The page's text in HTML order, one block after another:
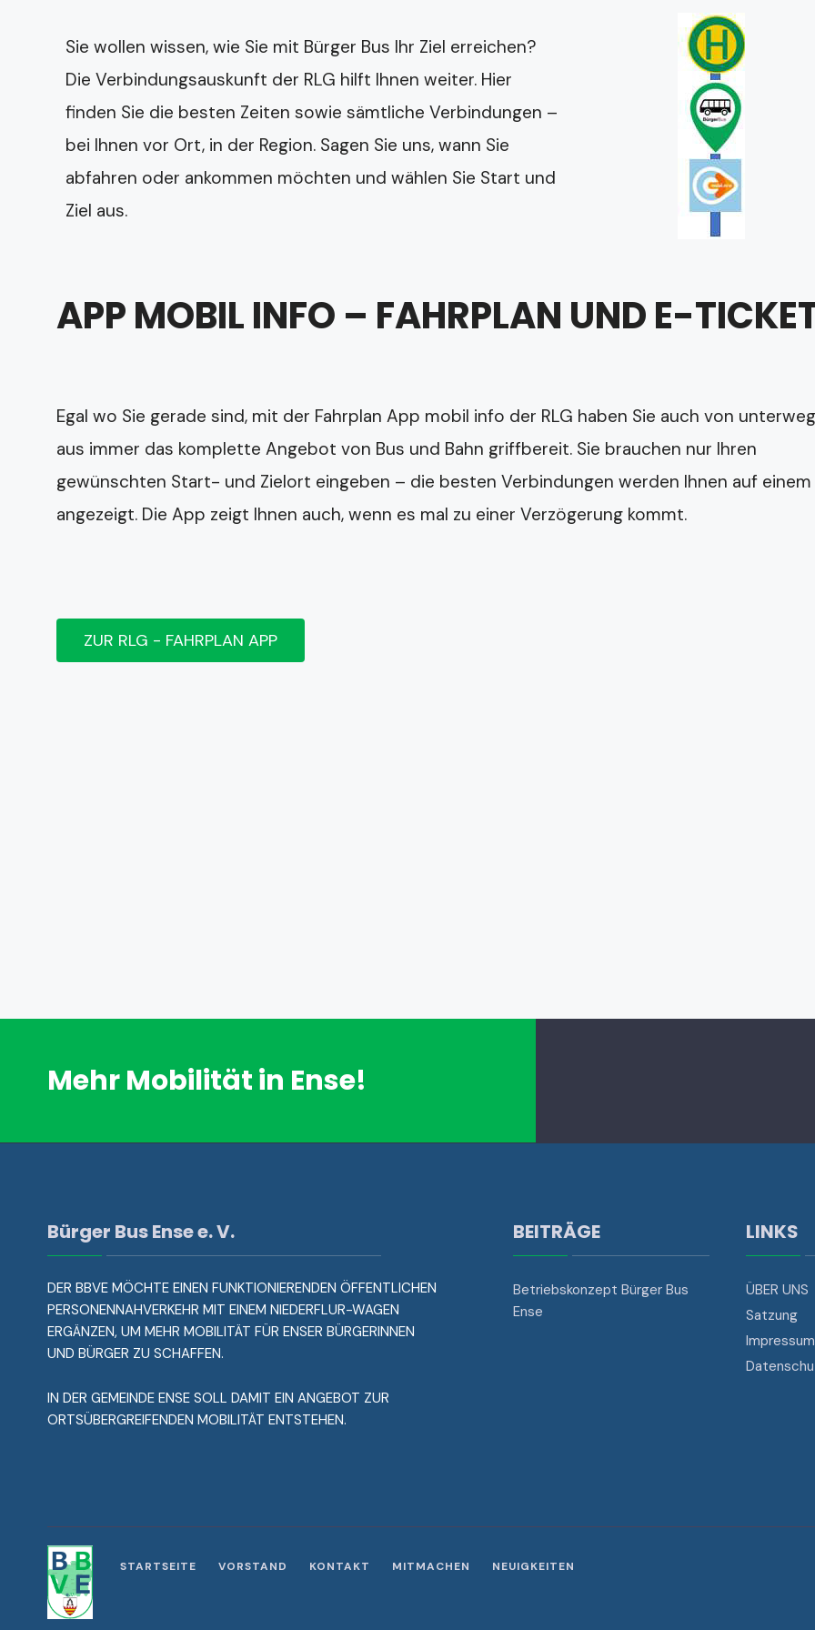
Sie wollen wissen, wie Sie mit Bürger Bus Ihr Ziel erreichen?
Die Verbindungsauskunft der RLG hilft Ihnen weiter. Hier
finden Sie die besten Zeiten sowie sämtliche Verbindungen –
bei Ihnen vor Ort, in der Region. Sagen Sie uns, wann Sie
abfahren oder ankommen möchten und wählen Sie Start und
Ziel aus.
APP MOBIL INFO – FAHRPLAN UND E-
Egal wo Sie gerade sind, mit der Fahrplan App mobil info der RLG haben Sie auch von
aus immer das komplette Angebot von Bus und Bahn griffbereit. Sie brauchen nur Ihren
gewünschten Start- und Zielort eingeben – die besten Verbindungen werden Ihnen auf einem
angezeigt. Die App zeigt Ihnen auch, wenn es mal zu einer Verzögerung kommt.
ZUR RLG - FAHRPLAN APP
Mehr Mobilität in Ense!
Bürger Bus Ense e. V.
DER BBVE MÖCHTE EINEN FUNKTIONIERENDEN ÖFFENTLICHEN
PERSONENNAHVERKEHR MIT EINEM NIEDERFLUR-WAGEN
ERGÄNZEN, UM MEHR MOBILITÄT FÜR ENSER BÜRGERINNEN
UND BÜRGER ZU SCHAFFEN.
IN DER GEMEINDE ENSE SOLL DAMIT EIN ANGEBOT ZUR
ORTSÜBERGREIFENDEN MOBILITÄT ENTSTEHEN.
BEITRÄGE
Betriebskonzept Bürger Bus
Ense
LINKS
ÜBER UNS
Satzung
Impressum
STARTSEITE VORSTAND KONTAKT MITMACHEN NEUIGKEITEN